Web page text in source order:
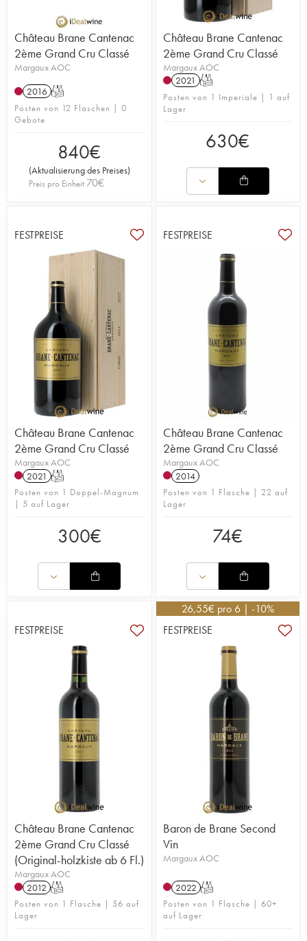
Château Brane Cantenac
2ème Grand Cru Classé
Margaux AOC
2016 T
Posten von 12 Flaschen | 0
Gebote
840€
(Aktualisierung des Preises)
Preis pro Einheit 70€
Château Brane Cantenac
2ème Grand Cru Classé
Margaux AOC
2021 T
Posten von 1 Imperiale | 1 auf
Lager
630€
FESTPREISE
Château Brane Cantenac
2ème Grand Cru Classé
Margaux AOC
2021 T
Posten von 1 Doppel-Magnum
| 5 auf Lager
300€
FESTPREISE
Château Brane Cantenac
2ème Grand Cru Classé
Margaux AOC
2014
Posten von 1 Flasche | 22 auf
Lager
74€
FESTPREISE
Château Brane Cantenac
2ème Grand Cru Classé
(Original-holzkiste ab 6 Fl.)
Margaux AOC
2012 T
Posten von 1 Flasche | 56 auf
Lager
26,55€ pro 6 | -10%
FESTPREISE
Baron de Brane Second
Vin
Margaux AOC
2022 T
Posten von 1 Flasche | 60+
auf Lager